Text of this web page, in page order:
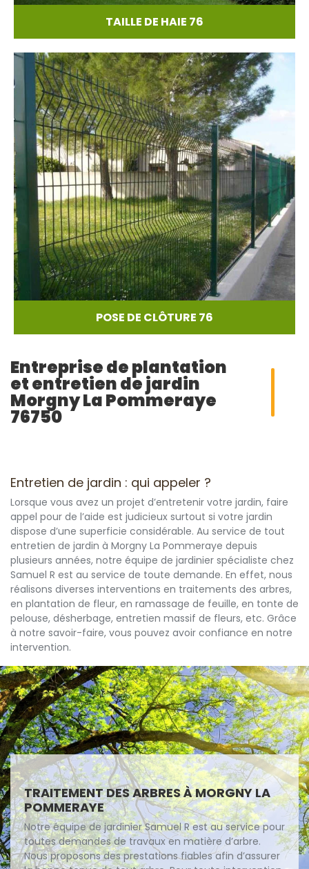
TAILLE DE HAIE 76
POSE DE CLÔTURE 76
Entreprise de plantation
et entretien de jardin
Morgny La Pommeraye
76750
Entretien de jardin : qui appeler ?
Lorsque vous avez un projet d’entretenir votre jardin, faire
appel pour de l’aide est judicieux surtout si votre jardin
dispose d’une superficie considérable. Au service de tout
entretien de jardin à Morgny La Pommeraye depuis
plusieurs années, notre équipe de jardinier spécialiste chez
Samuel R est au service de toute demande. En effet, nous
réalisons diverses interventions en traitements des arbres,
en plantation de fleur, en ramassage de feuille, en tonte de
pelouse, désherbage, entretien massif de fleurs, etc. Grâce
à notre savoir-faire, vous pouvez avoir confiance en notre
intervention.
TRAITEMENT DES ARBRES À MORGNY LA
POMMERAYE
Notre équipe de jardinier Samuel R est au service pour
toutes demandes de travaux en matière d’arbre.
Nous proposons des prestations fiables afin d’assurer